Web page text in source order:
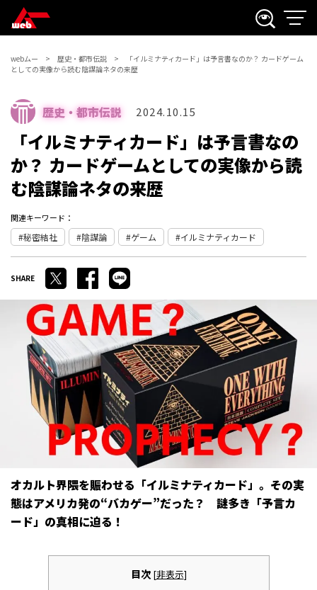
webムー 歴史・都市伝説
「イルミナティカード」は予言書なのか？ カードゲーム
としての実像から読む陰謀論ネタの来歴
歴史・都市伝説 2024.10.15
「イルミナティカード」は予言書なの
か？ カードゲームとしての実像から読
む陰謀論ネタの来歴
関連キーワード：
秘密結社 陰謀論 ゲーム イルミナティカード
オカルト界隈を賑わせる「イルミナティカード」。その実
態はアメリカ発の“バカゲー”だった？ 謎多き「予言カ
ード」の真相に迫る！
目次 [非表示]